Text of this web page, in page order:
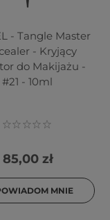
- Tangle Master
- Kryjący
do Makijażu -
#21 - 10ml
85,00 zł
MNIE